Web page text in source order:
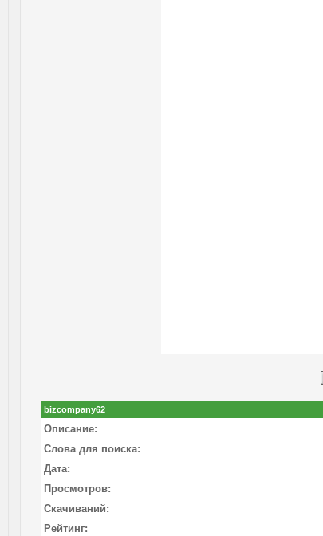
bizcompany62
Описание:
Слова для поиска:
Дата:
Просмотров:
Скачиваний:
Рейтинг: